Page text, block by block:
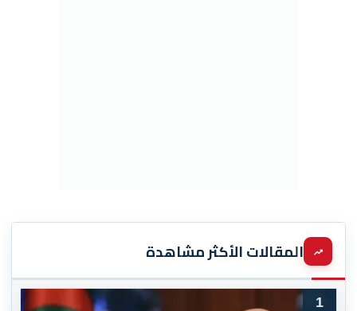
المقالات الأكثر مشاهدة
1